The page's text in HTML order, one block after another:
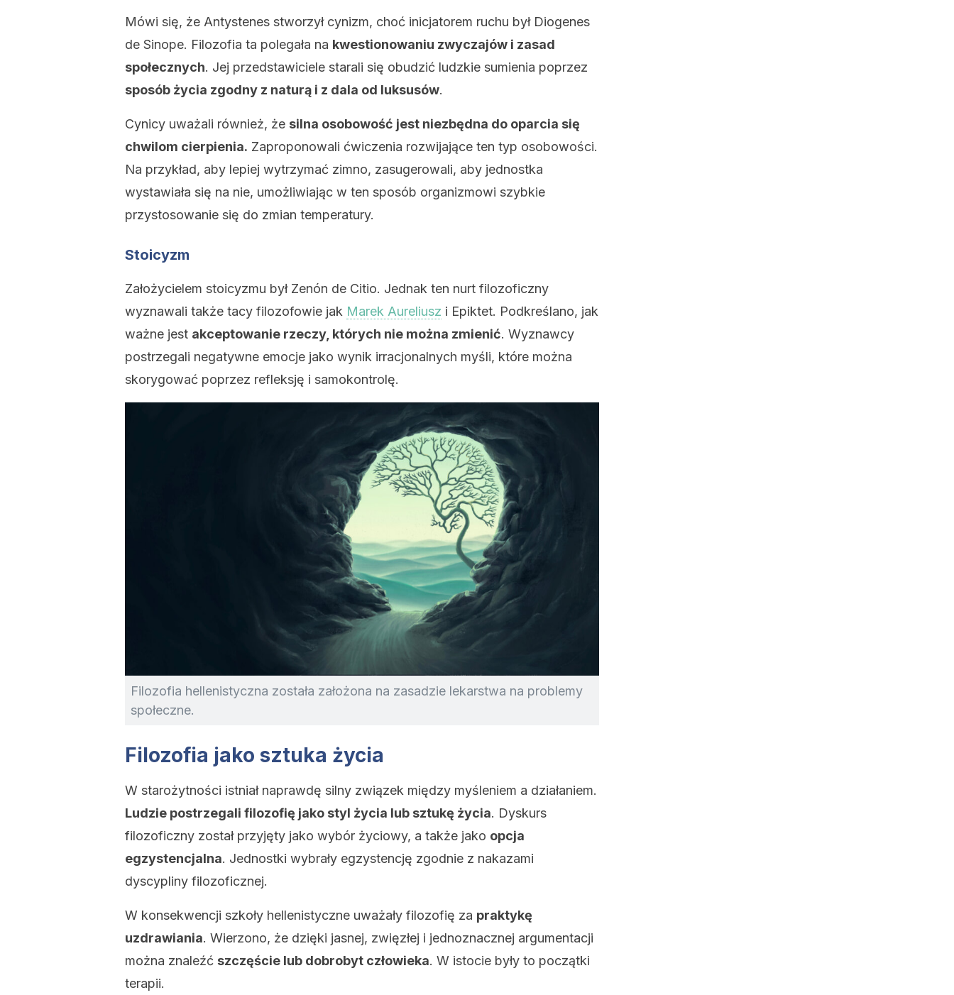
Mówi się, że Antystenes stworzył cynizm, choć inicjatorem ruchu był Diogenes
de Sinope. Filozofia ta polegała na kwestionowaniu zwyczajów i zasad
społecznych. Jej przedstawiciele starali się obudzić ludzkie sumienia poprzez
sposób życia zgodny z naturą i z dala od luksusów.
Cynicy uważali również, że silna osobowość jest niezbędna do oparcia się
chwilom cierpienia. Zaproponowali ćwiczenia rozwijające ten typ osobowości.
Na przykład, aby lepiej wytrzymać zimno, zasugerowali, aby jednostka
wystawiała się na nie, umożliwiając w ten sposób organizmowi szybkie
przystosowanie się do zmian temperatury.
Stoicyzm
Założycielem stoicyzmu był Zenón de Citio. Jednak ten nurt filozoficzny
wyznawali także tacy filozofowie jak Marek Aureliusz i Epiktet. Podkreślano, jak
ważne jest akceptowanie rzeczy, których nie można zmienić. Wyznawcy
postrzegali negatywne emocje jako wynik irracjonalnych myśli, które można
skorygować poprzez refleksję i samokontrolę.
Filozofia hellenistyczna została założona na zasadzie lekarstwa na problemy
społeczne.
Filozofia jako sztuka życia
W starożytności istniał naprawdę silny związek między myśleniem a działaniem.
Ludzie postrzegali filozofię jako styl życia lub sztukę życia. Dyskurs
filozoficzny został przyjęty jako wybór życiowy, a także jako opcja
egzystencjalna. Jednostki wybrały egzystencję zgodnie z nakazami
dyscypliny filozoficznej.
W konsekwencji szkoły hellenistyczne uważały filozofię za praktykę
uzdrawiania. Wierzono, że dzięki jasnej, zwięzłej i jednoznacznej argumentacji
można znaleźć szczęście lub dobrobyt człowieka. W istocie były to początki
terapii.